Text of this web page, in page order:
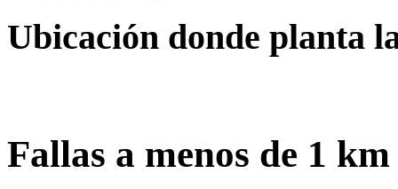
Ubicación donde planta
Fallas a menos de 1